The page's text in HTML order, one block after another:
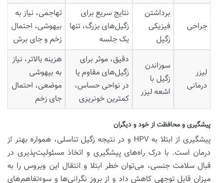
جراحی
برداشتن
فیزیکی
زگیل
نتایج سریع برای
زگیل‌های بزرگ، تنها
یک جلسه
تهاجمی، نیاز به
بیهوشی، احتمال
زخم و جای برش
لیزر
درمانی
سوزاندن
زگیل با
اشعه لیزر
دقیق، موثر برای
زگیل‌های مقاوم یا
در نواحی حساس،
کمترین خونریزی
هزینه بالاتر، نیاز
به بیهوشی
موضعی، احتمال
جای زخم
پیشگیری و محافظت از خود و دیگران
پیشگیری از ابتلا به HPV و در نتیجه زگیل تناسلی، همواره بهتر از
درمان است. با درک راه‌های پیشگیری و اتخاذ مسئولیت‌پذیری در
قبال سلامت جنسی، می‌توان خطر ابتلا و انتقال این ویروس را به
میزان قابل توجهی کاهش داد و از بروز نگرانی‌ها و سوءتفاهم‌های